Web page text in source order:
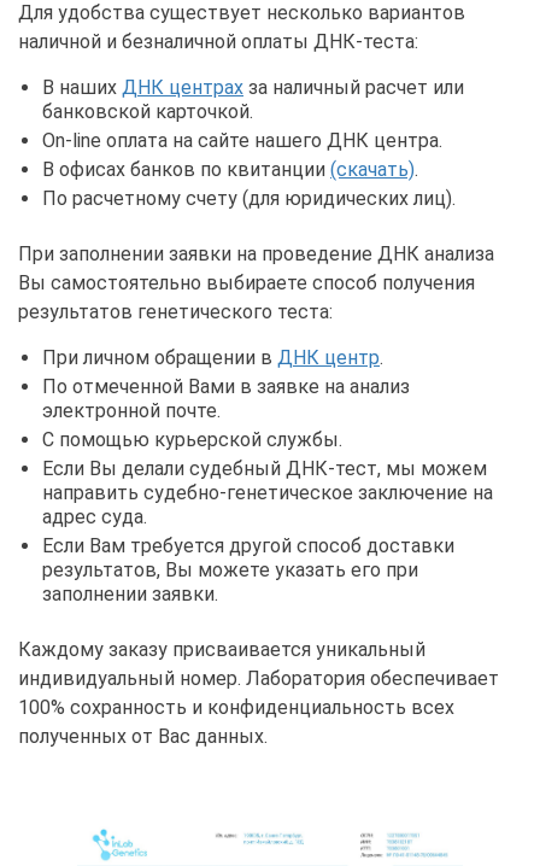
Для удобства существует несколько вариантов
наличной и безналичной оплаты ДНК-теста:
В наших ДНК центрах за наличный расчет или
банковской карточкой.
On-line оплата на сайте нашего ДНК центра.
В офисах банков по квитанции (скачать).
По расчетному счету (для юридических лиц).
При заполнении заявки на проведение ДНК анализа
Вы самостоятельно выбираете способ получения
результатов генетического теста:
При личном обращении в ДНК центр.
По отмеченной Вами в заявке на анализ
электронной почте.
С помощью курьерской службы.
Если Вы делали судебный ДНК-тест, мы можем
направить судебно-генетическое заключение на
адрес суда.
Если Вам требуется другой способ доставки
результатов, Вы можете указать его при
заполнении заявки.
Каждому заказу присваивается уникальный
индивидуальный номер. Лаборатория обеспечивает
100% сохранность и конфиденциальность всех
полученных от Вас данных.